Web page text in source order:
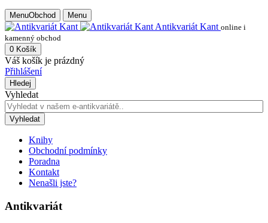
MenuObchod Menu
Antikvariát Kant online i
kamenný obchod
0 Košík
Váš košík je prázdný
Přihlášení
Hledej
Vyhledat
Vyhledat
Knihy
Obchodní podmínky
Poradna
Kontakt
Nenašli jste?
Antikvariát